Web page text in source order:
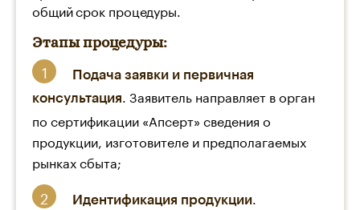
общий срок процедуры.
Этапы процедуры:
Подача заявки и первичная
консультация. Заявитель направляет в орган
по сертификации «Апсерт» сведения о
продукции, изготовителе и предполагаемых
рынках сбыта;
Идентификация продукции